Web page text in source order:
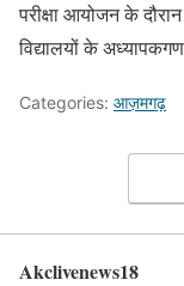
परीक्षा आयोजन के
विद्यालयों के
Categories: आज़मगढ़
Akclivenews18